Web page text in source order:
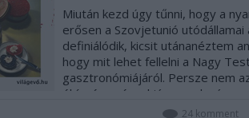
Miután kezd úgy tűnni, hogy a
erősen a Szovjetunió utódállamai
definiálódik, kicsit utánanéztem
hogy mit lehet fellelni a Nagy
gasztronómiájáról. Persze nem
éhínségre és a hiánygazdaságra
kíváncsi, hanem inkább az
24komment